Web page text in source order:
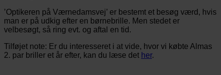
’Optikeren på Værnedamsvej’ er bestemt et besøg værd, hvis
man er på udkig efter en børnebrille. Men stedet er
velbesøgt, så ring evt. og aftal en tid.
Tilføjet note: Er du interesseret i at vide, hvor vi købte Almas
2. par briller et år efter, kan du læse det her.